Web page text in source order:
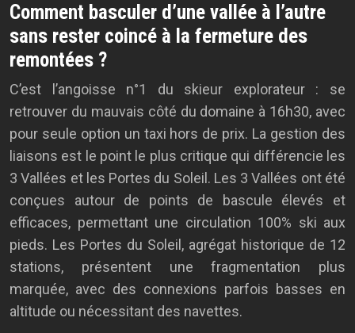
Comment basculer d’une vallée à l’autre
sans rester coincé à la fermeture des
remontées ?
C’est l’angoisse n°1 du skieur explorateur : se
retrouver du mauvais côté du domaine à 16h30, avec
pour seule option un taxi hors de prix. La gestion des
liaisons est le point le plus critique qui différencie les
3 Vallées et les Portes du Soleil. Les 3 Vallées ont été
conçues autour de points de bascule élevés et
efficaces, permettant une circulation 100% ski aux
pieds. Les Portes du Soleil, agrégat historique de 12
stations, présentent une fragmentation plus
marquée, avec des connexions parfois basses en
altitude ou nécessitant des navettes.